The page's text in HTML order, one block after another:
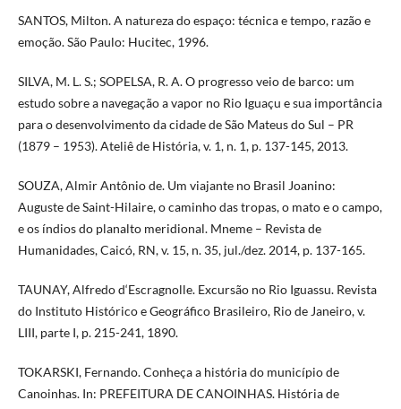
SANTOS, Milton. A natureza do espaço: técnica e tempo, razão e
emoção. São Paulo: Hucitec, 1996.
SILVA, M. L. S.; SOPELSA, R. A. O progresso veio de barco: um
estudo sobre a navegação a vapor no Rio Iguaçu e sua importância
para o desenvolvimento da cidade de São Mateus do Sul – PR
(1879 – 1953). Ateliê de História, v. 1, n. 1, p. 137-145, 2013.
SOUZA, Almir Antônio de. Um viajante no Brasil Joanino:
Auguste de Saint-Hilaire, o caminho das tropas, o mato e o campo,
e os índios do planalto meridional. Mneme – Revista de
Humanidades, Caicó, RN, v. 15, n. 35, jul./dez. 2014, p. 137-165.
TAUNAY, Alfredo d‘Escragnolle. Excursão no Rio Iguassu. Revista
do Instituto Histórico e Geográfico Brasileiro, Rio de Janeiro, v.
LIII, parte I, p. 215-241, 1890.
TOKARSKI, Fernando. Conheça a história do município de
Canoinhas. In: PREFEITURA DE CANOINHAS. História de